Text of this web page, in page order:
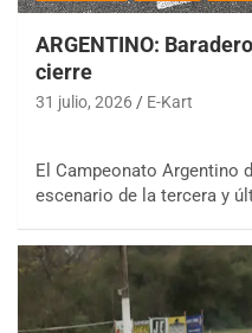
ARGENTINO:
cierre
31 julio, 2026 E-Kart
El Campeonato Argentino
escenario de la tercera y